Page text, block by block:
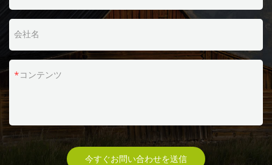
会社名
コンテンツ
今すぐお問い合わせを送信